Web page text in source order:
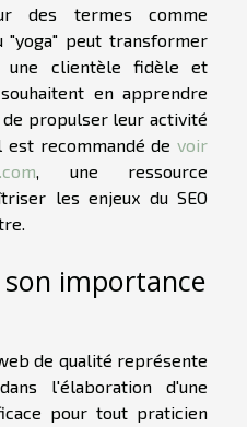
des termes comme
"yoga" peut transformer
clientèle fidèle et
en apprendre
propulser leur activité
est recommandé de voir
, une ressource
les enjeux du SEO
importance
de qualité représente
l'élaboration d'une
pour tout praticien